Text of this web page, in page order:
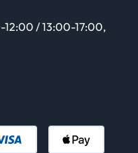
/ 13:00-17:00,